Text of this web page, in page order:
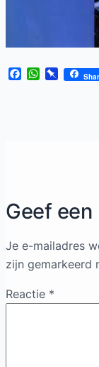
Facebook
WhatsApp
Geef een
Je e-mailadres
zijn gemarkeerd
Reactie *